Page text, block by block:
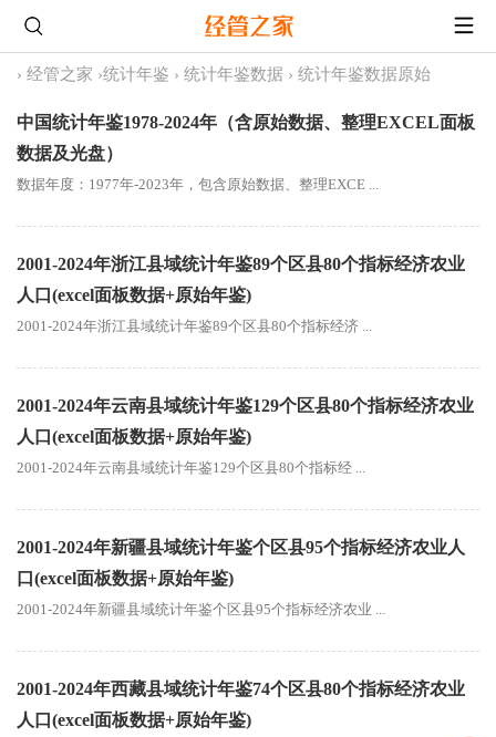
› 经管之家 ›统计年鉴 › 统计年鉴数据 › 统计年鉴数据原始
中国统计年鉴1978-2024年（含原始数据、整理EXCEL面板
数据及光盘）
数据年度：1977年-2023年，包含原始数据、整理EXCE ...
2001-2024年浙江县域统计年鉴89个区县80个指标经济农业
人口(excel面板数据+原始年鉴)
2001-2024年浙江县域统计年鉴89个区县80个指标经济 ...
2001-2024年云南县域统计年鉴129个区县80个指标经济农业
人口(excel面板数据+原始年鉴)
2001-2024年云南县域统计年鉴129个区县80个指标经 ...
2001-2024年新疆县域统计年鉴个区县95个指标经济农业人
口(excel面板数据+原始年鉴)
2001-2024年新疆县域统计年鉴个区县95个指标经济农业 ...
2001-2024年西藏县域统计年鉴74个区县80个指标经济农业
人口(excel面板数据+原始年鉴)